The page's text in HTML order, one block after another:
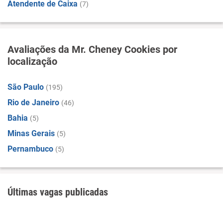
Atendente de Caixa (7)
Avaliações da Mr. Cheney Cookies por
localização
São Paulo (195)
Rio de Janeiro (46)
Bahia (5)
Minas Gerais (5)
Pernambuco (5)
Últimas vagas publicadas